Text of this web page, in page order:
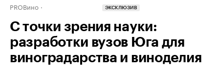
PROВино ЭКСКЛЮЗИВ
С точки зрения науки:
разработки вузов Юга для
виноградарства и виноделия